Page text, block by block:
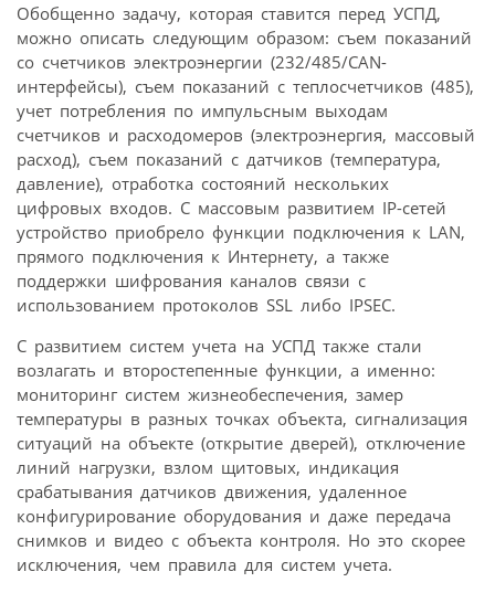
Обобщенно задачу, которая ставится перед УСПД,
можно описать следующим образом: съем показаний
со счетчиков электроэнергии (232/485/CAN-
интерфейсы), съем показаний с теплосчетчиков (485),
учет потребления по импульсным выходам
счетчиков и расходомеров (электроэнергия, массовый
расход), съем показаний с датчиков (температура,
давление), отработка состояний нескольких
цифровых входов. С массовым развитием IP-сетей
устройство приобрело функции подключения к LAN,
прямого подключения к Интернету, а также
поддержки шифрования каналов связи с
использованием протоколов SSL либо IPSEC.
С развитием систем учета на УСПД также стали
возлагать и второстепенные функции, а именно:
мониторинг систем жизнеобеспечения, замер
температуры в разных точках объекта, сигнализация
ситуаций на объекте (открытие дверей), отключение
линий нагрузки, взлом щитовых, индикация
срабатывания датчиков движения, удаленное
конфигурирование оборудования и даже передача
снимков и видео с объекта контроля. Но это скорее
исключения, чем правила для систем учета.